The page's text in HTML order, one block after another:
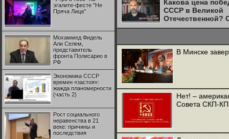
эгалите-фесте "Не
Пряча Лица"
Мохаммед Фидель
Али Селем,
представитель
фронта Полисарио в
РФ
Экономика СССР
времен «застоя»:
жажда планомерности
(часть 2)
Рост социального
неравенства в 21
веке: причины и
последствия
Какова цена
СССР в Великой
Отечественной?
Двуреченский о
В Минске
Нет! –
Совета СКП-